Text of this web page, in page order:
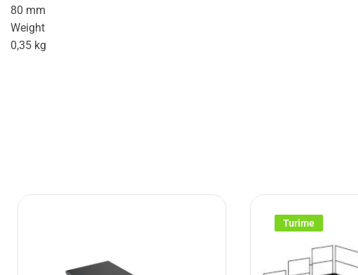
80 mm
Weight
0,35 kg
Turime